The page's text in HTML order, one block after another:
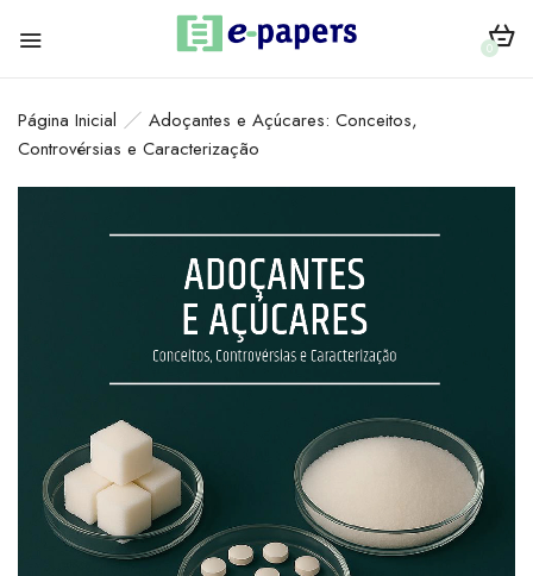
0
Página Inicial
Adoçantes e Açúcares: Conceitos,
Controvérsias e Caracterização